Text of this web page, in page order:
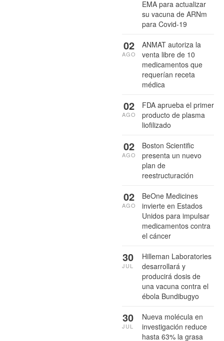
EMA para actualizar
su vacuna de ARNm
para Covid-19
ANMAT autoriza la
venta libre de 10
medicamentos que
requerían receta
médica
02
AGO
FDA aprueba el primer
producto de plasma
liofilizado
02
AGO
Boston Scientific
presenta un nuevo
plan de
reestructuración
02
AGO
BeOne Medicines
invierte en Estados
Unidos para impulsar
medicamentos contra
el cáncer
02
AGO
Hilleman Laboratories
desarrollará y
producirá dosis de
una vacuna contra el
ébola Bundibugyo
30
JUL
Nueva molécula en
investigación reduce
hasta 63% la grasa
30
JUL